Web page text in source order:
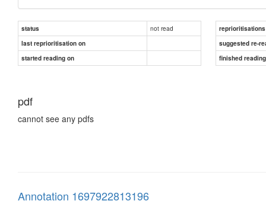
status not read
reprioritisations
last reprioritisation on
suggested re-
started reading on
finished
pdf
cannot see any pdfs
Annotation 1697922813196